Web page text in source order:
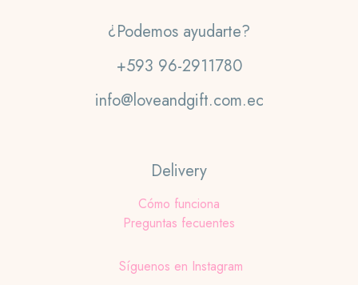
¿Podemos ayudarte?
+593 96-2911780
info@loveandgift.com.ec
Delivery
Cómo funciona
Preguntas fecuentes
Síguenos en Instagram